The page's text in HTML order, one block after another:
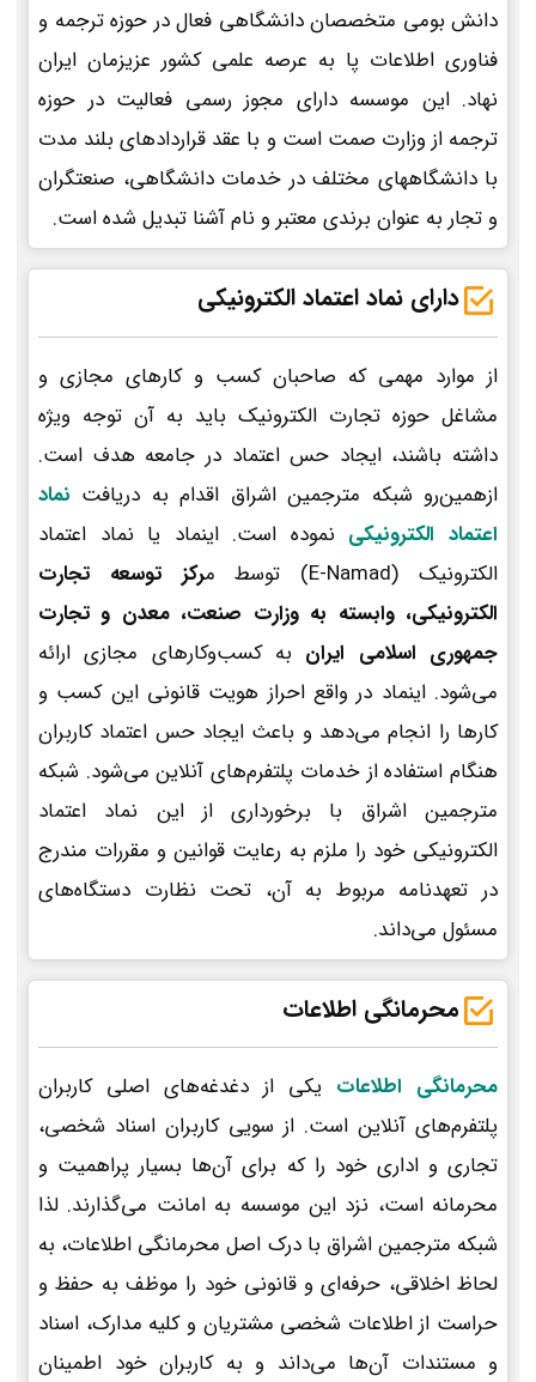
دانش بومی متخصصان دانشگاهی فعال در حوزه ترجمه و
فناوری اطلاعات پا به عرصه علمی کشور عزیزمان ایران
نهاد. این موسسه دارای مجوز رسمی فعالیت در حوزه
ترجمه از وزارت صمت است و با عقد قراردادهای بلند مدت
با دانشگاههای مختلف در خدمات دانشگاهی، صنعتگران
و تجار به عنوان برندی معتبر و نام آشنا تبدیل شده است.
دارای نماد اعتماد الکترونیکی
از موارد مهمی که صاحبان کسب و کارهای مجازی و
مشاغل حوزه تجارت الکترونیک باید به آن توجه ویژه
داشته باشند، ایجاد حس اعتماد در جامعه هدف است.
ازهمین‌رو شبکه مترجمین اشراق اقدام به دریافت نماد
اعتماد الکترونیکی نموده است. اینماد یا نماد اعتماد
الکترونیک (E-Namad) توسط م
رکز توسعه تجارت
الکترونیکی، وابسته به وزارت صنعت، معدن و تجارت
جمهوری اسلامی ایران به کسب‌وکارهای مجازی ارائه
می‌شود. اینماد در واقع احراز هویت قانونی این کسب و
کارها را انجام می‌دهد و باعث ایجاد حس اعتماد کاربران
هنگام استفاده از خدمات پلتفرم‌های آنلاین می‌شود. شبکه
مترجمین اشراق با برخورداری از این نماد اعتماد
الکترونیکی خود را ملزم به رعایت قوانین و مقررات مندرج
در تعهدنامه مربوط به آن، تحت نظارت دستگاه‌های
مسئول می‌داند.
محرمانگی اطلاعات
محرمانگی اطلاعات یکی از دغدغه‌های اصلی کاربران
پلتفرم‌های آنلاین است. از سویی کاربران اسناد شخصی،
تجاری و اداری خود را که برای آن‌ها بسیار پراهمیت و
محرمانه است، نزد این موسسه به امانت می‌گذارند. لذا
شبکه مترجمین اشراق با درک اصل محرمانگی اطلاعات، به
لحاظ اخلاقی، حرفه‌ای و قانونی خود را موظف به حفظ و
حراست از اطلاعات شخصی مشتریان و کلیه مدارک، اسناد
و مستندات آن‌ها می‌داند و به کاربران خود اطمینان